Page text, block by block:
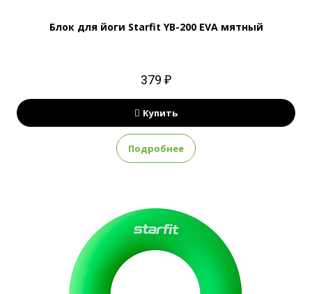
Блок для йоги Starfit YB-200 EVA мятный
379 ₽
Купить
Подробнее